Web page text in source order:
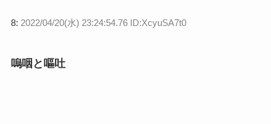
8: 2022/04/20(水) 23:24:54.76 ID:XcyuSA7t0
嗚咽と嘔吐